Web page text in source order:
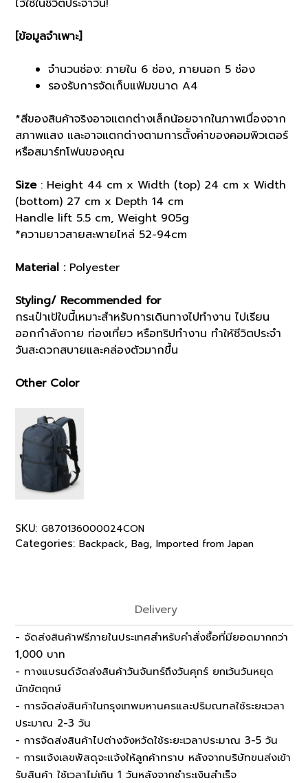
[ข้อมูลจำเพาะ]
จำนวนช่อง: ภายใน 6 ช่อง, ภายนอก 5 ช่อง
รองรับการจัดเก็บแฟ้มขนาด A4
*สีของสินค้าจริงอาจแตกต่างเล็กน้อยจากในภาพเนื่องจาก
สภาพแสง และอาจแตกต่างตามการตั้งค่าของคอมพิวเตอร์
หรือสมาร์ทโฟนของคุณ
Size: Height 44 cm x Width (top) 24 cm x Width
(bottom) 27 cm x Depth 14 cm
Handle lift 5.5 cm, Weight 905g
*ความยาวสายสะพายไหล่ 52-94cm
Material :Polyester
Styling/ Recommended for
กระเป๋าเป้ใบนี้เหมาะสำหรับการเดินทางไปทำงาน ไปเรียน
ออกกำลังกาย ท่องเที่ยว หรือทริปทำงาน ทำให้ชีวิตประจำ
วันสะดวกสบายและคล่องตัวมากขึ้น
Other Color
SKU: G870136000024CON
Categories: Backpack, Bag, Imported from Japan
Delivery
- จัดส่งสินค้าฟรีภายในประเทศสำหรับคำสั่งซื้อที่มียอดมากกว่า
1,000 บาท
- ทางแบรนด์จัดส่งสินค้าวันจันทร์ถึงวันศุกร์ ยกเว้นวันหยุด
นักขัตฤกษ์
- การจัดส่งสินค้าในกรุงเทพมหานครและปริมณฑลใช้ระยะเวลา
ประมาณ 2-3 วัน
- การจัดส่งสินค้าไปต่างจังหวัดใช้ระยะเวลาประมาณ 3-5 วัน
- การแจ้งเลขพัสดุจะแจ้งให้ลูกค้าทราบ หลังจากบริษัทขนส่งเข้า
รับสินค้า ใช้เวลาไม่เกิน 1 วันหลังจากชำระเงินสำเร็จ